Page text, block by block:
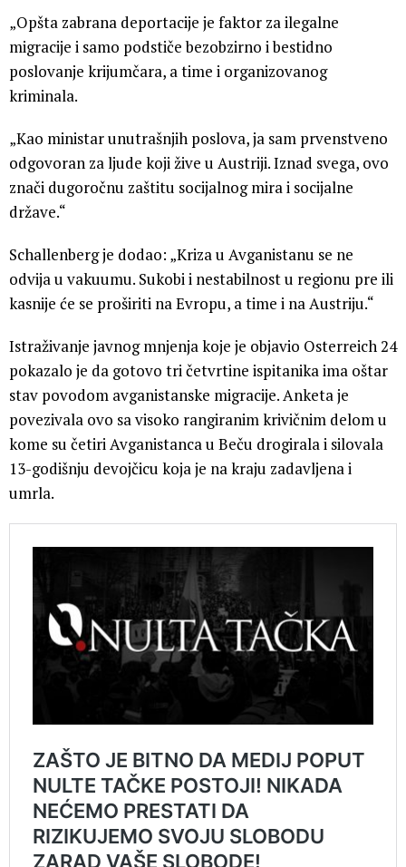
„Opšta zabrana deportacije je faktor za ilegalne
migracije i samo podstiče bezobzirno i bestidno
poslovanje krijumčara, a time i organizovanog
kriminala.
„Kao ministar unutrašnjih poslova, ja sam prvenstveno
odgovoran za ljude koji žive u Austriji. Iznad svega, ovo
znači dugoročnu zaštitu socijalnog mira i socijalne
države.“
Schallenberg je dodao: „Kriza u Avganistanu se ne
odvija u vakuumu. Sukobi i nestabilnost u regionu pre ili
kasnije će se proširiti na Evropu, a time i na Austriju.“
Istraživanje javnog mnjenja koje je objavio Osterreich 24
pokazalo je da gotovo tri četvrtine ispitanika ima oštar
stav povodom avganistanske migracije. Anketa je
povezivala ovo sa visoko rangiranim krivičnim delom u
kome su četiri Avganistanca u Beču drogirala i silovala
13-godišnju devojčicu koja je na kraju zadavljena i
umrla.